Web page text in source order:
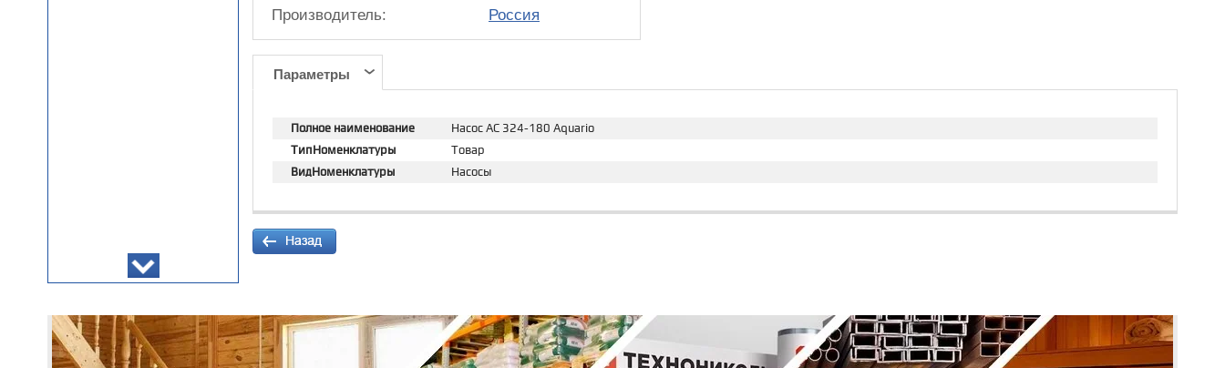
Производитель: Россия
Параметры
Полное наименование
Насос АС 324-180 Aquario
ТипНоменклатуры
Товар
ВидНоменклатуры
Насосы